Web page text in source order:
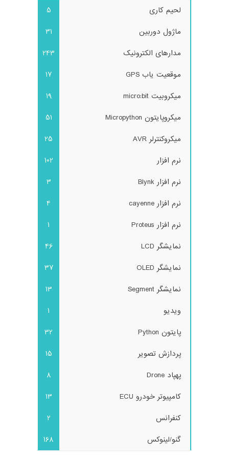
لحیم کاری
5
ماژول دوربین
31
مدارهای الکترونیک
243
موقعیت یاب GPS
17
میکروبیت micro:bit
19
میکروپایتون Micropython
51
میکروکنترلر AVR
25
نرم افزار
102
نرم افزار Blynk
3
نرم افزار cayenne
4
نرم افزار Proteus
1
نمایشگر LCD
46
نمایشگر OLED
37
نمایشگر Segment
13
ویدیو
1
پایتون Python
32
پردازش تصویر
15
پهپاد Drone
8
کامپیوتر خودرو ECU
13
کنفرانس
2
گنو/لینوکس
168